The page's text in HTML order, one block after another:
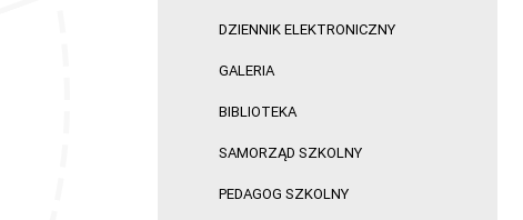
DZIENNIK ELEKTRONICZNY
GALERIA
BIBLIOTEKA
SAMORZĄD SZKOLNY
PEDAGOG SZKOLNY